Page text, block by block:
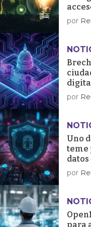
por
por
Uno
teme
por
para